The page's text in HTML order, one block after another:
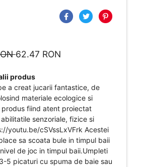
62.47 RON
produs
a creat jucarii fantastice, de
materiale ecologice si
fiind atent proiectat
senzoriale, fizice si
youtu.be/cSVssLxVFrk Acestei
sa scoata bule in timpul baii
de joc in timpul baii.Umpleti
5 picaturi cu spuma de baie sau